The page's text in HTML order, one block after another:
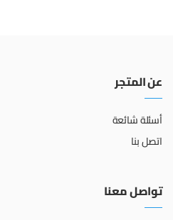
عن المتجر
أسئلة شائعة
اتصل بنا
تواصل معنا